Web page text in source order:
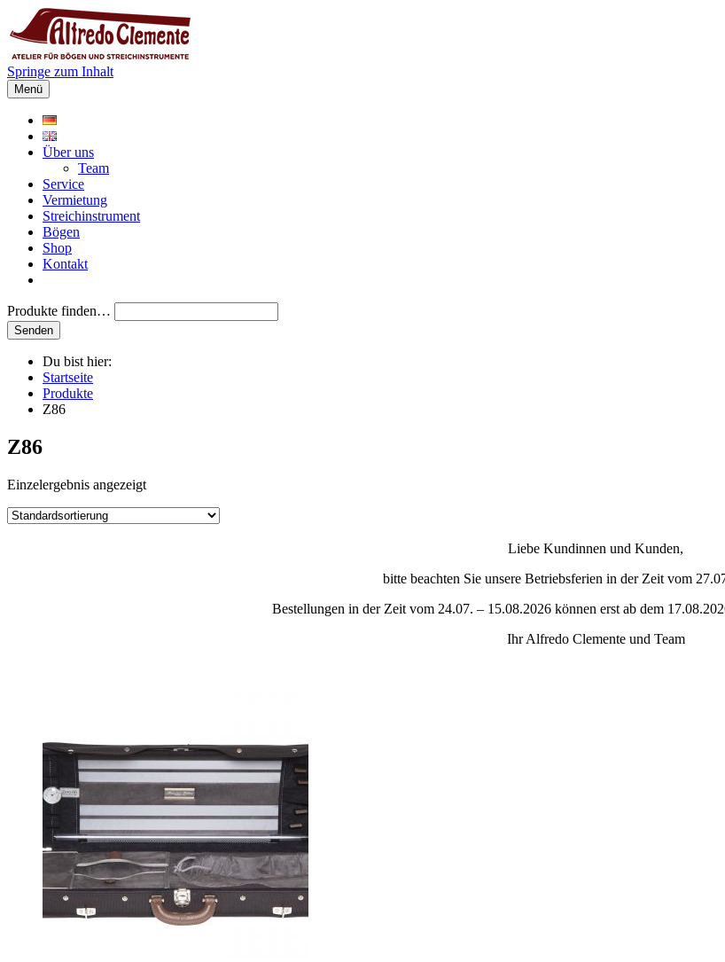
Springe zum Inhalt
Menü
Über uns
Team
Service
Vermietung
Streichinstrument
Bögen
Shop
Kontakt
Produkte finden…
Du bist hier:
Startseite
Produkte
Z86
Z86
Einzelergebnis angezeigt
Liebe Kundinnen und Kunden,
bitte beachten Sie unsere Betriebsferien in der Zeit vom
Bestellungen in der Zeit vom 24.07. – 15.08.2026 können erst ab dem
Ihr Alfredo Clemente und Team